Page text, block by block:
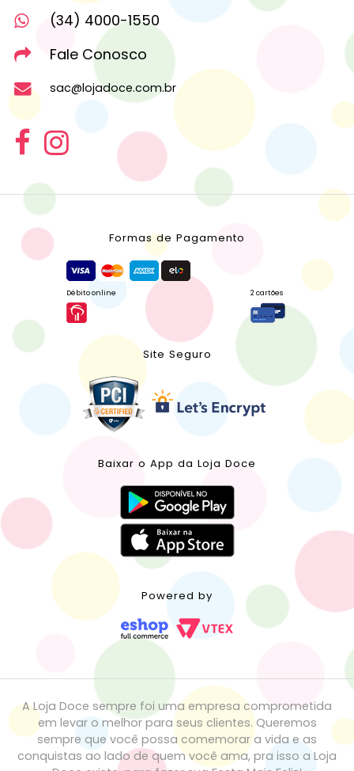
(34) 4000-1550
Fale Conosco
sac@lojadoce.com.br
Formas de Pagamento
Débito online 2 cartões
Site Seguro
Baixar o App da Loja Doce
Powered by
A Loja Doce sempre foi uma empresa comprometida
em levar o melhor para seus clientes. Queremos
sempre que você possa comemorar a vida e as
conquistas ao lado de quem você ama, pra isso a Loja